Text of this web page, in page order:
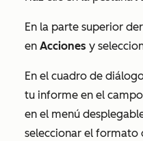
En la parte superior
en Acciones y
En el cuadro de
tu informe en el campo
en el menú
seleccionar el formato